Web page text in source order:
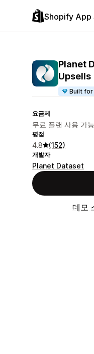
Shopify App
Planet
Upsells
Built
요금제
무료 플랜 사용 가
평점
4.8 (152)
개발자
Planet Dataset
데모